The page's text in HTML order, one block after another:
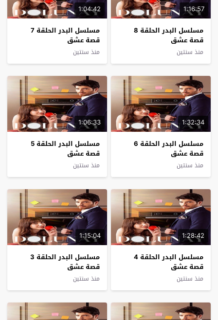
1:16:57
مسلسل البدر الحلقة 8
قصة عشق
منذ سنتين
1:04:42
مسلسل البدر الحلقة 7
قصة عشق
منذ سنتين
1:32:34
مسلسل البدر الحلقة 6
قصة عشق
منذ سنتين
1:06:33
مسلسل البدر الحلقة 5
قصة عشق
منذ سنتين
1:28:42
مسلسل البدر الحلقة 4
قصة عشق
منذ سنتين
1:15:04
مسلسل البدر الحلقة 3
قصة عشق
منذ سنتين